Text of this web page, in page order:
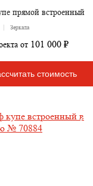
прямой встроенный
Зеркала
от 101 000 ₽
стоимость